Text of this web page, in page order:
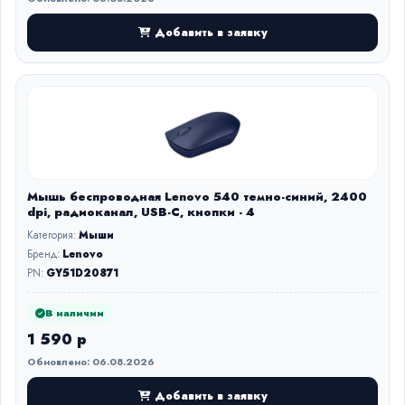
Добавить в заявку
Мышь беспроводная Lenovo 540 темно-синий, 2400
dpi, радиоканал, USB-C, кнопки - 4
Категория:Мыши
Бренд: Lenovo
PN: GY51D20871
В наличии
1 590 р
Обновлено: 06.08.2026
Добавить в заявку